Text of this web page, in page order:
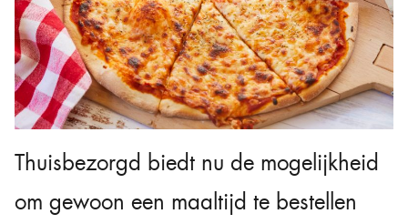
Thuisbezorgd biedt nu de mogelijkheid
om gewoon een maaltijd te bestellen